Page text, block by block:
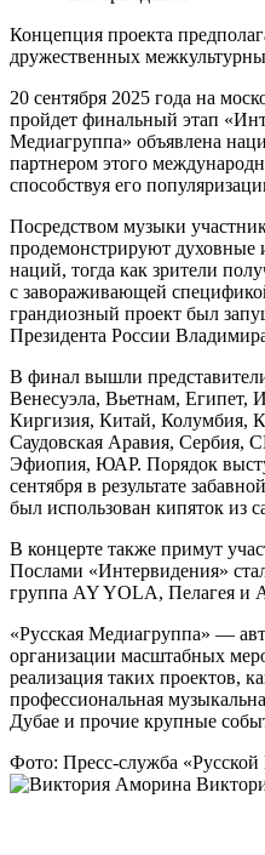
Концепция проекта
дружественных
20 сентября 2025 года на
пройдет финальный этап
Медиагруппа» объявлена
партнером этого
способствуя его
Посредством музыки
продемонстрируют духовные
наций, тогда как зрители
с завораживающей
грандиозный проект был
Президента России
В финал вышли
Венесуэла, Вьетнам, Египет,
Киргизия, Китай, Колумбия,
Саудовская Аравия, Сербия,
Эфиопия, ЮАР. Порядок
сентября в результате
был использован кипяток из
В концерте также примут
Послами «Интервидения»
группа AY YOLA, Пелагея и
«Русская Медиагруппа» —
организации масштабных
реализация таких проектов,
профессиональная
Дубае и прочие крупные
Фото: Пресс-служба